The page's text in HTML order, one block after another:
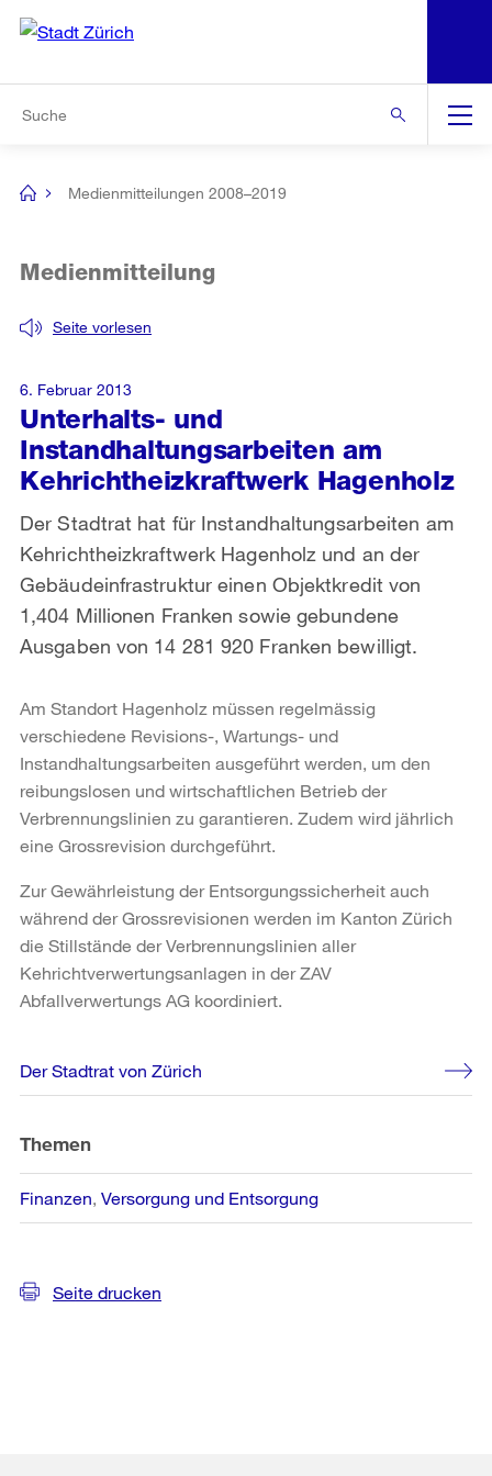
Navigation
[no
Medienmitteilungen 2008–2019
Unterhalts- und
Instandhaltungsarbeiten am
Kehrichtheizkraftwerk Hagenholz
Seite vorlesen
Medienmitteilung
Der Stadtrat hat für Instandhaltungsarbeiten am
Kehrichtheizkraftwerk Hagenholz und an der
Gebäudeinfrastruktur einen Objektkredit von
1,404 Millionen Franken sowie gebundene
Ausgaben von 14 281 920 Franken bewilligt.
6. Februar 2013
Am Standort Hagenholz müssen regelmässig
verschiedene Revisions-, Wartungs- und
Instandhaltungsarbeiten ausgeführt werden, um den
reibungslosen und wirtschaftlichen Betrieb der
Verbrennungslinien zu garantieren. Zudem wird jährlich
eine Grossrevision durchgeführt.
Zur Gewährleistung der Entsorgungssicherheit auch
während der Grossrevisionen werden im Kanton Zürich
die Stillstände der Verbrennungslinien aller
Kehrichtverwertungsanlagen in der ZAV
Abfallverwertungs AG koordiniert.
Weitere
Informationen
Der Stadtrat von Zürich
Themen
Finanzen Versorgung und Entsorgung
Seite drucken